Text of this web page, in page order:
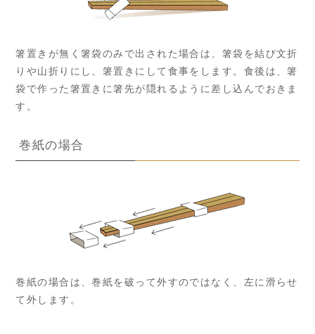
箸置きが無く箸袋のみで出された場合は、箸袋を結び文折
りや山折りにし、箸置きにして食事をします。食後は、箸
袋で作った箸置きに箸先が隠れるように差し込んでおきま
す。
巻紙の場合
巻紙の場合は、巻紙を破って外すのではなく、左に滑らせ
て外します。